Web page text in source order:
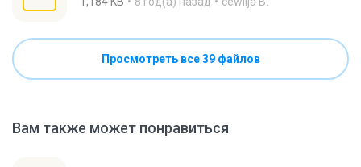
Просмотреть все 39 файлов
Вам также может понравиться